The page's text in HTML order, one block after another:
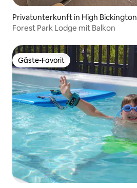
Privatunterkunft in High Bickington
Forest Park Lodge mit Balkon
Gäste-Favorit
Gäste-Favorit